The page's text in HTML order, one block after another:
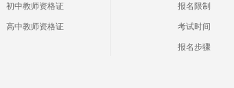
初中教师资格证
高中教师资格证
报名限制
考试时间
报名步骤